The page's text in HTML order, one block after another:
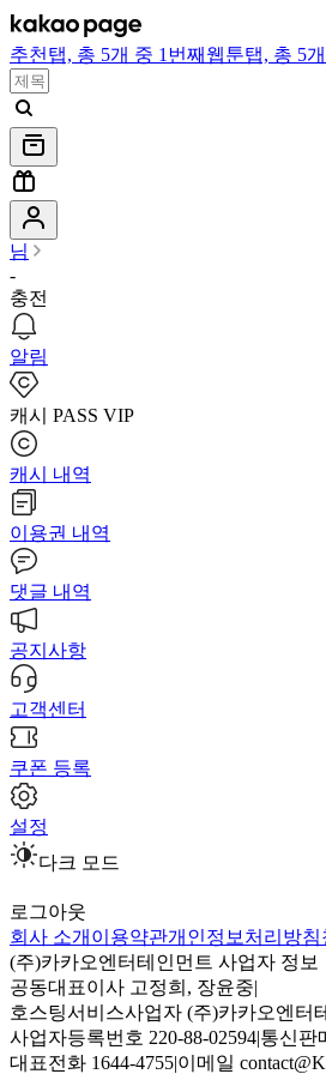
추천 탭, 총 5개 중 1번째 웹툰탭, 총 5
님
-
충전
알림
캐시 PASS VIP
캐시 내역
이용권 내역
댓글 내역
공지사항
고객센터
쿠폰 등록
설정
다크 모드
로그아웃
회사 소개 이용약관개인정보처리방침
(주)카카오엔터테인먼트 사업자 정보
공동대표이사 고정희, 장윤중|
호스팅서비스사업자 (주)카카오엔터
사업자등록번호 220-88-02594|통신판
대표전화 1644-4755|이메일